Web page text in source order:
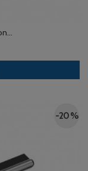
-20 %